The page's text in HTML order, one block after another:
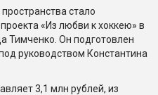
стало
«Из любви к хоккею» в
Тимченко. Он подготовлен
руководством Константина
3,1 млн рублей, из